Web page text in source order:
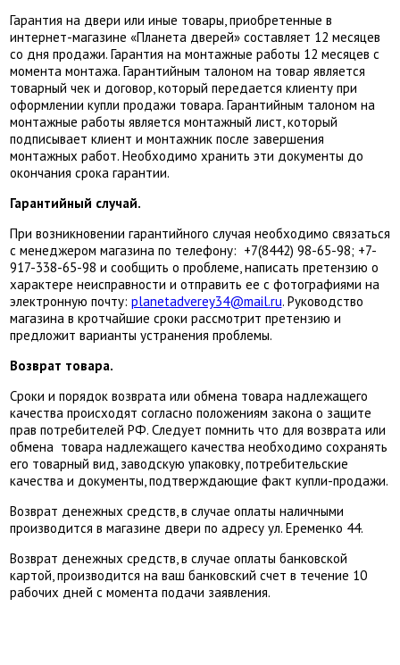
Гарантия на двери или иные товары, приобретенные в
интернет-магазине «Планета дверей» составляет 12 месяцев
со дня продажи. Гарантия на монтажные работы 12 месяцев с
момента монтажа. Гарантийным талоном на товар является
товарный чек и договор, который передается клиенту при
оформлении купли продажи товара. Гарантийным талоном на
монтажные работы является монтажный лист, который
подписывает клиент и монтажник после завершения
монтажных работ. Необходимо хранить эти документы до
окончания срока гарантии.
Гарантийный случай.
При возникновении гарантийного случая необходимо связаться
с менеджером магазина по телефону: +7(8442) 98-65-98; +7-
917-338-65-98 и сообщить о проблеме, написать претензию о
характере неисправности и отправить ее с фотографиями на
электронную почту: planetadverey34@mail.ru. Руководство
магазина в кротчайшие сроки рассмотрит претензию и
предложит варианты устранения проблемы.
Возврат товара.
Сроки и порядок возврата или обмена товара надлежащего
качества происходят согласно положениям закона о защите
прав потребителей РФ. Следует помнить что для возврата или
обмена товара надлежащего качества необходимо сохранять
его товарный вид, заводскую упаковку, потребительские
качества и документы, подтверждающие факт купли-продажи.
Возврат денежных средств, в случае оплаты наличными
производится в магазине двери по адресу ул. Еременко 44.
Возврат денежных средств, в случае оплаты банковской
картой, производится на ваш банковский счет в течение 10
рабочих дней с момента подачи заявления.